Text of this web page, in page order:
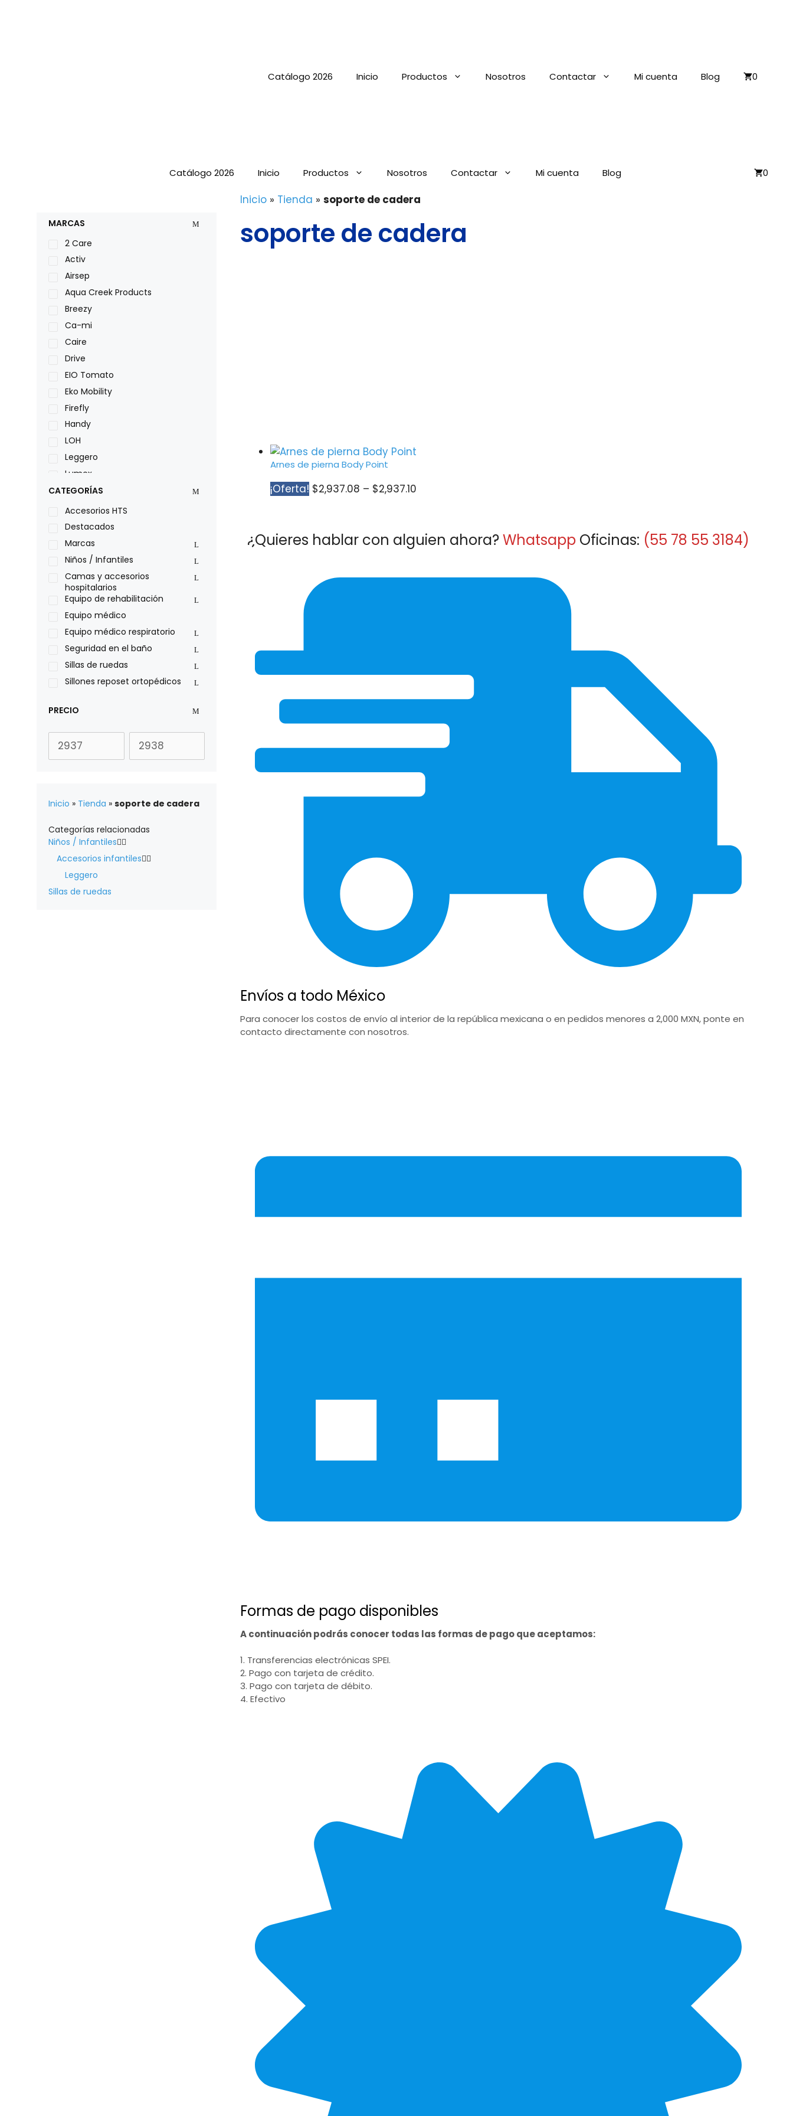
Catálogo 2026 Inicio Productos Nosotros Contactar Mi cuenta Blog 0
Catálogo 2026 Inicio Productos Nosotros Contactar Mi cuenta Blog 0
Inicio » Tienda » soporte de cadera
soporte de cadera
Arnes de pierna Body Point
¡Oferta! $2,937.08 – $2,937.10
through
$2,937.10
¿Quieres hablar con alguien ahora?Whatsapp Oficinas: (55 78 55 3184)
Envíos a todo México
Para conocer los costos de envío al interior de la república mexicana o en pedidos menores a 2,000 MXN, ponte en
contacto directamente con nosotros.
Formas de pago disponibles
A continuación podrás conocer todas las formas de pago que aceptamos:
1. Transferencias electrónicas SPEI.
2. Pago con tarjeta de crédito.
3. Pago con tarjeta de débito.
4. Efectivo
MARCAS
2 Care
Activ
Airsep
Aqua Creek Products
Breezy
Ca-mi
Caire
Drive
EIO Tomato
Eko Mobility
Firefly
Handy
LOH
Leggero
Lumex
Medical Store
Nidek
Oxiplus
Philips
Pride
Roho
Sillas de ruedas Everest Jennings
Stealth products
Xiehe Medical
CATEGORÍAS
Accesorios HTS
Destacados
Marcas
Niños / Infantiles
Camas y accesorios
hospitalarios
Equipo de rehabilitación
Equipo médico
Equipo médico respiratorio
Seguridad en el baño
Sillas de ruedas
Sillones reposet ortopédicos
PRECIO
Inicio » Tienda » soporte de cadera
Categorías relacionadas
Niños / Infantiles
Accesorios infantiles
Leggero
Sillas de ruedas